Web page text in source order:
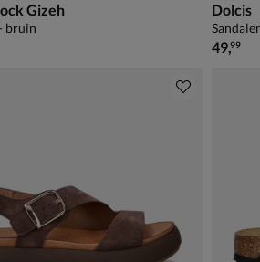
Gizeh
bruin
Dolcis
€ 49,99
49,99